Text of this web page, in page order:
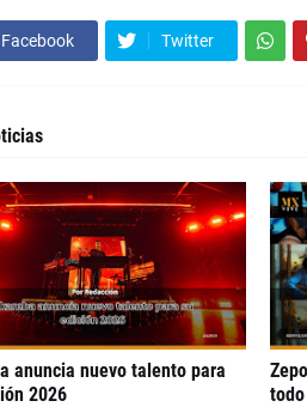
Facebook Twitter
anuncia nuevo talento para
2026